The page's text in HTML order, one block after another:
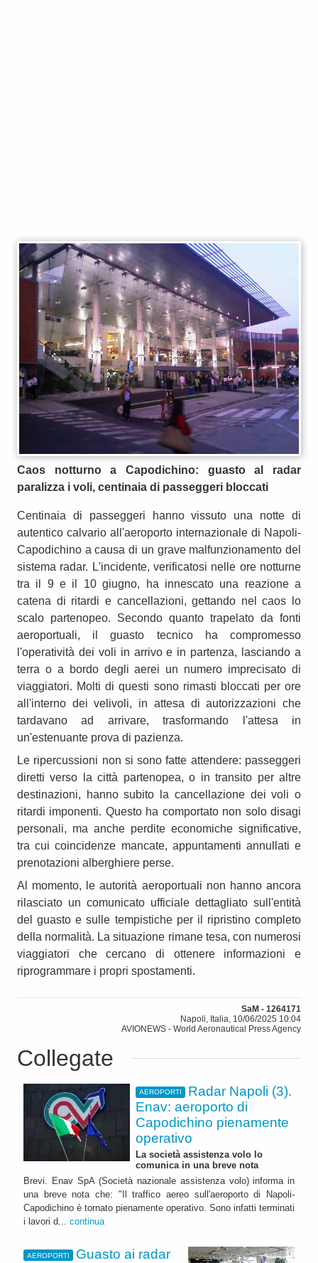
Caos notturno a Capodichino: guasto al radar
paralizza i voli, centinaia di passeggeri bloccati
Centinaia di passeggeri hanno vissuto una notte di
autentico calvario all'aeroporto internazionale di Napoli-
Capodichino a causa di un grave malfunzionamento del
sistema radar. L'incidente, verificatosi nelle ore notturne
tra il 9 e il 10 giugno, ha innescato una reazione a
catena di ritardi e cancellazioni, gettando nel caos lo
scalo partenopeo. Secondo quanto trapelato da fonti
aeroportuali, il guasto tecnico ha compromesso
l'operatività dei voli in arrivo e in partenza, lasciando a
terra o a bordo degli aerei un numero imprecisato di
viaggiatori. Molti di questi sono rimasti bloccati per ore
all'interno dei velivoli, in attesa di autorizzazioni che
tardavano ad arrivare, trasformando l'attesa in
un'estenuante prova di pazienza.
Le ripercussioni non si sono fatte attendere: passeggeri
diretti verso la città partenopea, o in transito per altre
destinazioni, hanno subito la cancellazione dei voli o
ritardi imponenti. Questo ha comportato non solo disagi
personali, ma anche perdite economiche significative,
tra cui coincidenze mancate, appuntamenti annullati e
prenotazioni alberghiere perse.
Al momento, le autorità aeroportuali non hanno ancora
rilasciato un comunicato ufficiale dettagliato sull'entità
del guasto e sulle tempistiche per il ripristino completo
della normalità. La situazione rimane tesa, con numerosi
viaggiatori che cercano di ottenere informazioni e
riprogrammare i propri spostamenti.
SaM - 1264171
Napoli, Italia, 10/06/2025 10:04
AVIONEWS - World Aeronautical Press Agency
Collegate
AEROPORTI
Radar Napoli (3).
Enav: aeroporto di
Capodichino pienamente
operativo
La società assistenza volo lo
comunica in una breve nota
Brevi. Enav SpA (Società nazionale assistenza volo) informa in
una breve nota che: "Il traffico aereo sull'aeroporto di Napoli-
Capodichino è tornato pienamente operativo. Sono infatti terminati
i lavori d... continua
AEROPORTI
Guasto ai radar